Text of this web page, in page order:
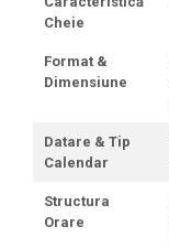
Cheie
Format &
Dimensiune
Datare & Tip
Calendar
Structura
Orare